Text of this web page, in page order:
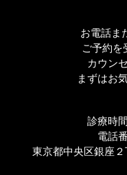
お電話ま
ご予約を
カウン
まずはお
診療時
電話
東京都中央区銀座